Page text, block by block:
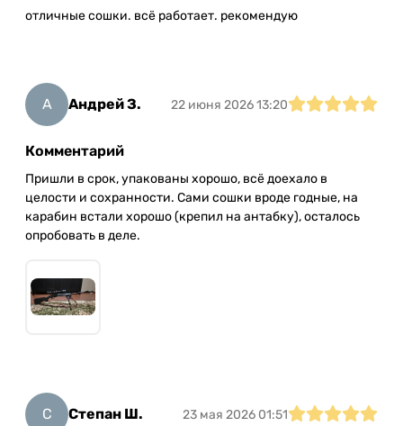
отличные сошки. всё работает. рекомендую
А Андрей З. 22 июня 2026 13:20
Комментарий
Пришли в срок, упакованы хорошо, всё доехало в
целости и сохранности. Сами сошки вроде годные, на
карабин встали хорошо (крепил на антабку), осталось
опробовать в деле.
С Степан Ш. 23 мая 2026 01:51